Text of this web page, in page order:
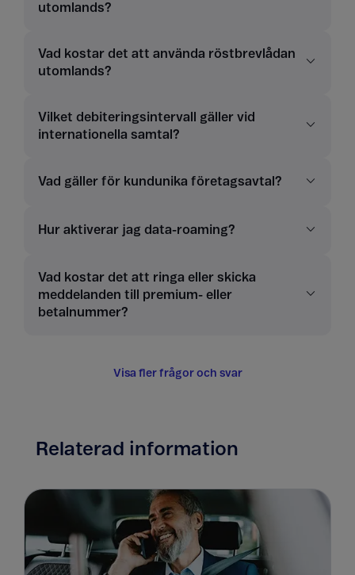
utomlands?
Vad kostar det att använda röstbrevlådan
utomlands?
Vilket debiteringsintervall gäller vid
internationella samtal?
Vad gäller för kundunika företagsavtal?
Hur aktiverar jag data-roaming?
Vad kostar det att ringa eller skicka
meddelanden till premium- eller
betalnummer?
Visa fler frågor och svar
Relaterad information